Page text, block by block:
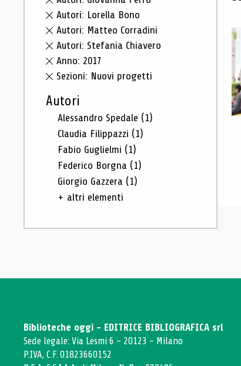
Autori: Lorella Bono
Autori: Matteo Corradini
Autori: Stefania Chiavero
Anno: 2017
Sezioni: Nuovi progetti
Autori
Alessandro Spedale (1)
Claudia Filippazzi (1)
Fabio Guglielmi (1)
Federico Borgna (1)
Giorgio Gazzera (1)
+ altri elementi
Biblioteche oggi - EDITRICE BIBLIOGRAFICA srl
Sede legale: Via Lesmi 6 - 20123 - Milano
P.IVA, C.F. 01823660152